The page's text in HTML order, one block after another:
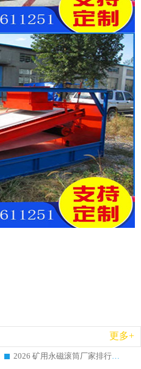
更多+
2026 矿用永磁滚筒厂家排行榜选购指南，行业口碑领域强者华体会手机网页版-华体会(中国)